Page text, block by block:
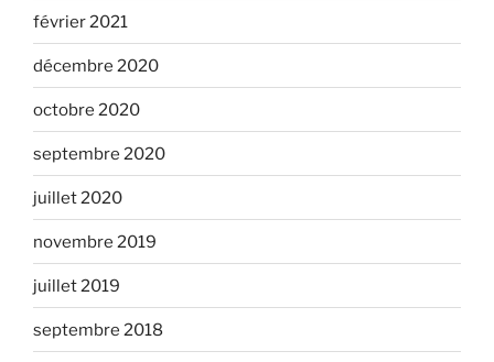
février 2021
décembre 2020
octobre 2020
septembre 2020
juillet 2020
novembre 2019
juillet 2019
septembre 2018